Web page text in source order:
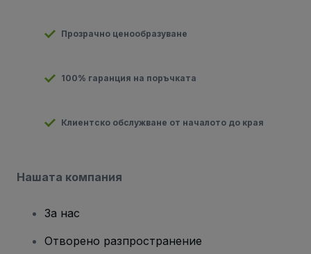
Прозрачно ценообразуване
100% гаранция на поръчката
Клиентско обслужване от началото до края
Нашата компания
За нас
Отворено разпространение